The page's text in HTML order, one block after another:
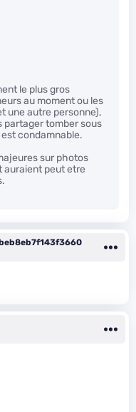
le plus gros
au moment ou les
une autre personne),
partager tomber sous
condamnable.
sur photos
auraient peut etre